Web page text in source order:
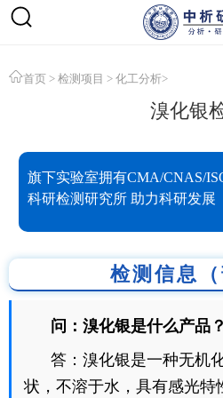
首页 > 检测项目 > 化工分析>
溴化银
旗下实验室拥有CMA/CNAS/
科研检测研究所 助力科研发展
检测信息（
问：溴化银是什么产品？
答：溴化银是一种无机
状，不溶于水，具有感光特